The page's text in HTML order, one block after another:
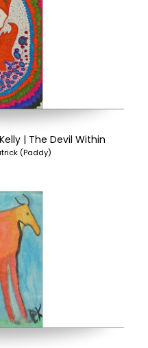
| The Devil Within
(Paddy)